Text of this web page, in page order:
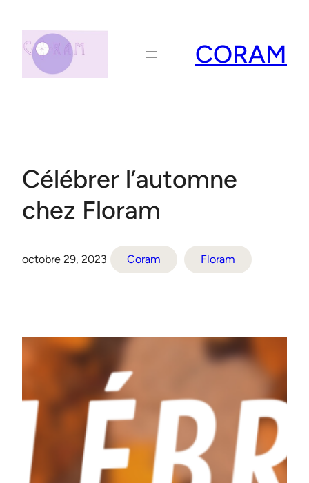
contenu
CORAM
Célébrer l’automne
chez Floram
octobre 29, 2023 Coram Floram